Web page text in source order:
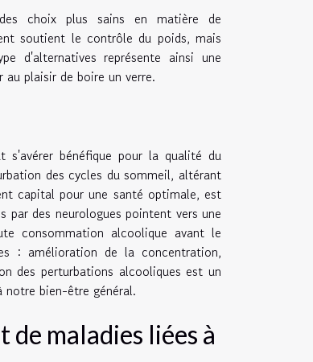
choix plus sains en matière de
soutient le contrôle du poids, mais
d'alternatives représente ainsi une
plaisir de boire un verre.
s'avérer bénéfique pour la qualité du
des cycles du sommeil, altérant
capital pour une santé optimale, est
par des neurologues pointent vers une
consommation alcoolique avant le
: amélioration de la concentration,
des perturbations alcooliques est un
bien-être général.
maladies liées à